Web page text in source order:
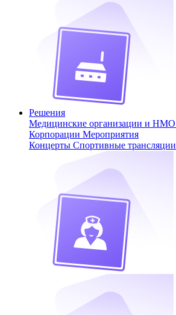
Решения
Медицинские организации и НМО
Корпорации Мероприятия
Концерты Спортивные трансляции